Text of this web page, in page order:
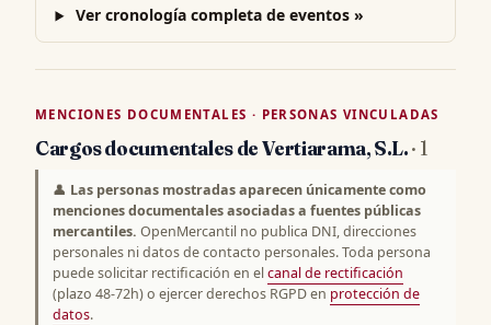
Ver cronología completa de eventos »
MENCIONES DOCUMENTALES · PERSONAS VINCULADAS
Cargos documentales de Vertiarama, S.L.· 1
👤 Las personas mostradas aparecen únicamente como
menciones documentales asociadas a fuentes públicas
mercantiles. OpenMercantil no publica DNI, direcciones
personales ni datos de contacto personales. Toda persona
puede solicitar rectificación en elcanal de rectificación
(plazo 48-72h) o ejercer derechos RGPD en protección de
datos.